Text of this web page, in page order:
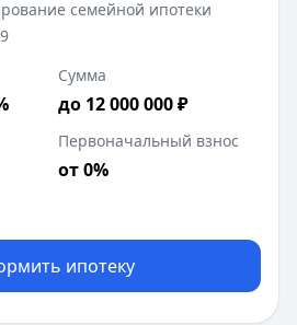
семейной ипотеки
Сумма
до 12 000 000 ₽
Первоначальный взнос
от 0%
ипотеку